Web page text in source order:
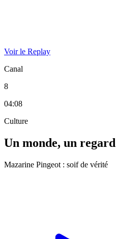
Voir le Replay
Canal
8
04:08
Culture
Un monde, un regard
Mazarine Pingeot : soif de vérité